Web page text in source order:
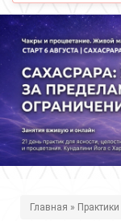
Главная » Практики